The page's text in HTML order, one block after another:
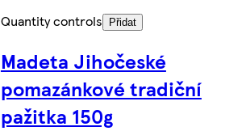
Quantity controls
Přidat
Madeta Jihočeské
pomazánkové tradiční
pažitka 150g